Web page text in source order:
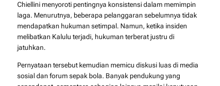
Chiellini menyoroti pentingnya konsistensi dalam memimpin
laga. Menurutnya, beberapa pelanggaran sebelumnya tidak
mendapatkan hukuman setimpal. Namun, ketika insiden
melibatkan Kalulu terjadi, hukuman terberat justru di
jatuhkan.
Pernyataan tersebut kemudian memicu diskusi luas di media
sosial dan forum sepak bola. Banyak pendukung yang